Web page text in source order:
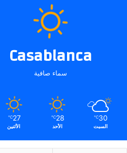
Casablanca
سماء صافية
30
℃
السبت
28
℃
الأحد
27
℃
الأثنين